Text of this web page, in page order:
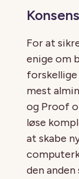
For at
enige om
forskellige
mest
og Proof
løse
at skabe
den